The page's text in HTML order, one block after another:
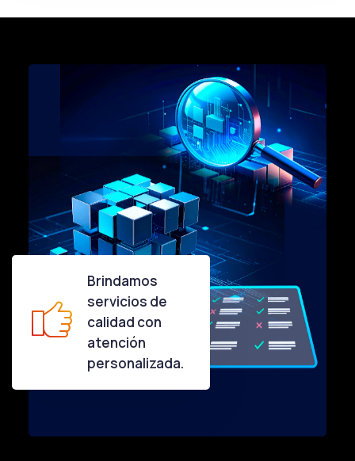
Brindamos
servicios de
calidad con
atención
personalizada.